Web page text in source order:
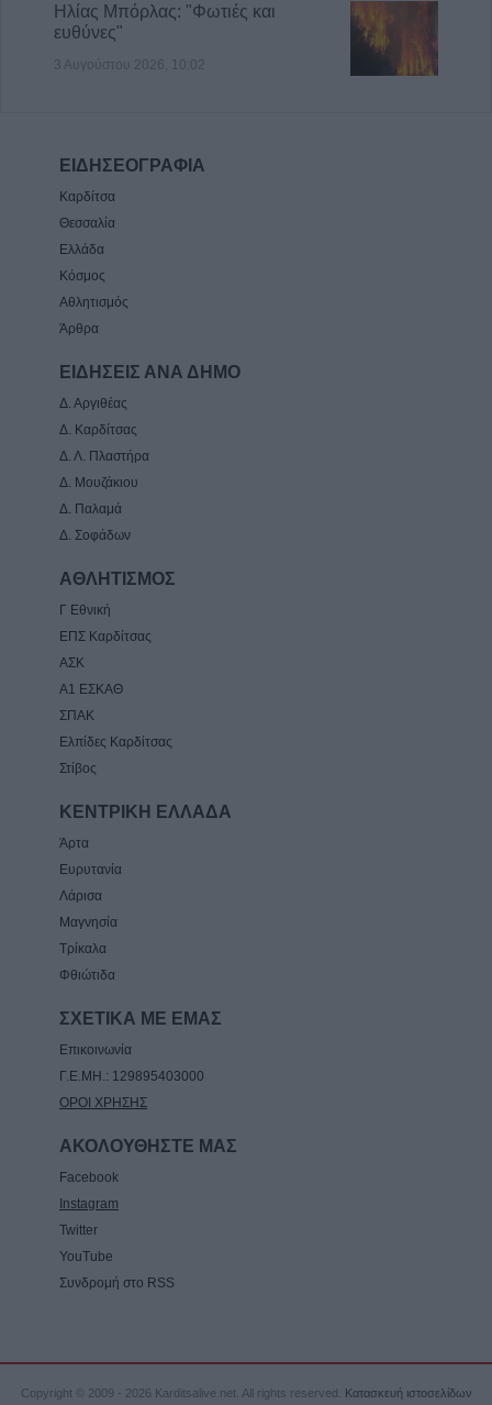
Ηλίας Μπόρλας: "Φωτιές και
ευθύνες"
3 Αυγούστου 2026, 10:02
ΕΙΔΗΣΕΟΓΡΑΦΙΑ
Καρδίτσα
Θεσσαλία
Ελλάδα
Κόσμος
Αθλητισμός
Άρθρα
ΕΙΔΗΣΕΙΣ ΑΝΑ ΔΗΜΟ
Δ. Αργιθέας
Δ. Καρδίτσας
Δ. Λ. Πλαστήρα
Δ. Μουζάκιου
Δ. Παλαμά
Δ. Σοφάδων
ΑΘΛΗΤΙΣΜΟΣ
Γ Εθνική
ΕΠΣ Καρδίτσας
ΑΣΚ
Α1 ΕΣΚΑΘ
ΣΠΑΚ
Ελπίδες Καρδίτσας
Στίβος
ΚΕΝΤΡΙΚΗ ΕΛΛΑΔΑ
Άρτα
Ευρυτανία
Λάρισα
Μαγνησία
Τρίκαλα
Φθιώτιδα
ΣΧΕΤΙΚΑ ΜΕ ΕΜΑΣ
Επικοινωνία
Γ.Ε.ΜΗ.: 129895403000
ΟΡΟΙ ΧΡΗΣΗΣ
ΑΚΟΛΟΥΘΗΣΤΕ ΜΑΣ
Facebook
Instagram
Twitter
YouTube
Συνδρομή στο RSS
Copyright © 2009 - 2026 Karditsalive.net. All rights reserved. Κατασκευή ιστοσελίδων